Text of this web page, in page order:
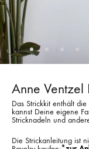
Anne Ventzel
Das Strickkit enthält
kannst Deine eigene
Stricknadeln und
Die Strickanleitung ist